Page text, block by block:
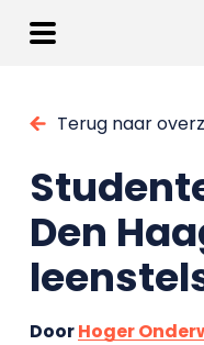
Terug naar
Den
DoorHoger